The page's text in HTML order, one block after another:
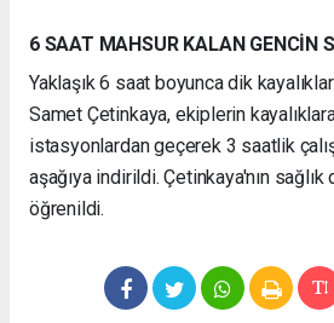
6 SAAT MAHSUR KALAN GENCİN
Yaklaşık 6 saat boyunca dik
Samet Çetinkaya, ekiplerin
istasyonlardan geçerek 3 saatlik
aşağıya indirildi. Çetinkaya'nın
öğrenildi.